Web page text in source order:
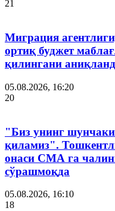
21
Миграция
ортиқ буджет
қилингани
05.08.2026, 16:20
20
"Биз унинг
қиламиз".
онаси СМА га
сўрашмоқда
05.08.2026, 16:10
18